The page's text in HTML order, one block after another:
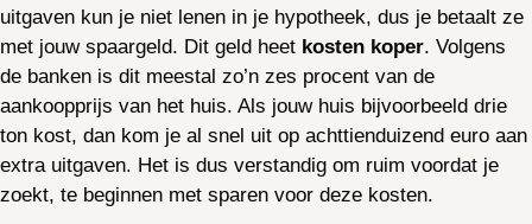
uitgaven kun je niet lenen in je hypotheek, dus je betaalt ze
met jouw spaargeld. Dit geld heet kosten koper. Volgens
de banken is dit meestal zo’n zes procent van de
aankoopprijs van het huis. Als jouw huis bijvoorbeeld drie
ton kost, dan kom je al snel uit op achttienduizend euro aan
extra uitgaven. Het is dus verstandig om ruim voordat je
zoekt, te beginnen met sparen voor deze kosten.